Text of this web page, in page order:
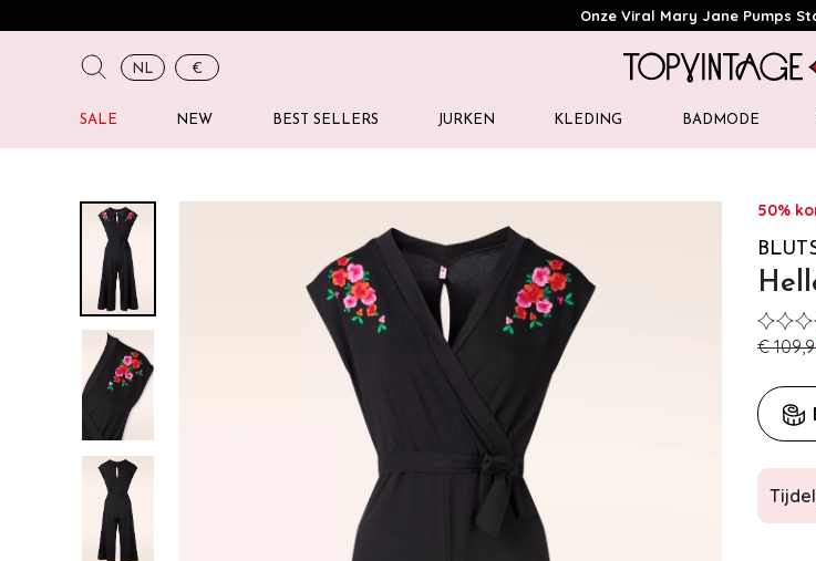
Onze Viral Mary Jane Pumps
NL €
SALE NEW BEST SELLERS JURKEN KLEDING BADMODE
50%
€